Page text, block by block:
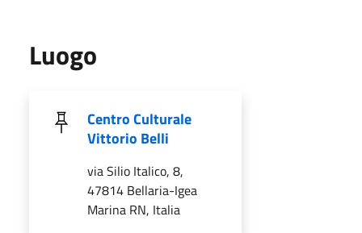
Luogo
Centro Culturale
Vittorio Belli
via Silio Italico, 8,
47814 Bellaria-Igea
Marina RN, Italia